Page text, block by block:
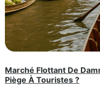
Marché Flottant De
Piège À Touristes ?